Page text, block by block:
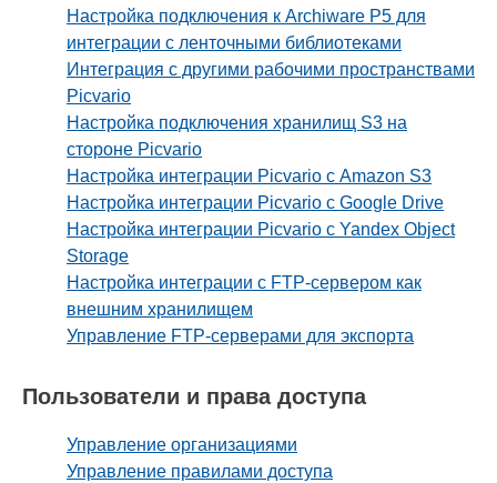
Настройка подключения к Archiware P5 для
интеграции с ленточными библиотеками
Интеграция с другими рабочими пространствами
Picvario
Настройка подключения хранилищ S3 на
стороне Picvario
Настройка интеграции Picvario с Amazon S3
Настройка интеграции Picvario с Google Drive
Настройка интеграции Picvario с Yandex Object
Storage
Настройка интеграции с FTP-сервером как
внешним хранилищем
Управление FTP-серверами для экспорта
Пользователи и права доступа
Управление организациями
Управление правилами доступа